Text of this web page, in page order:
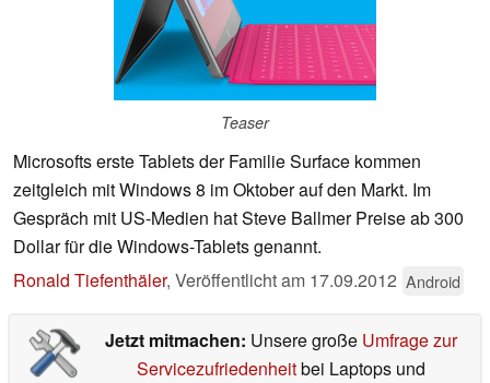
Teaser
Microsofts erste Tablets der Familie Surface kommen
zeitgleich mit Windows 8 im Oktober auf den Markt. Im
Gespräch mit US-Medien hat Steve Ballmer Preise ab 300
Dollar für die Windows-Tablets genannt.
Ronald Tiefenthäler, Veröffentlicht am 17.09.2012 Android
Jetzt mitmachen: Unsere große Umfrage zur
Servicezufriedenheitbei Laptops und